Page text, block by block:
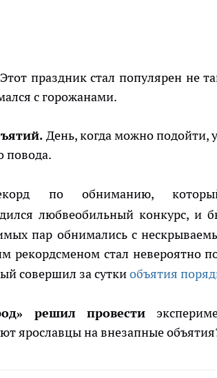
праздник стал популярен не
с горожанами.
День, когда можно подойти,
повода.
по обниманию,
любвеобильный конкурс, и
пар обнимались с
рекордсменом стал невероятно
совершил за суткиобъятия
решил провести
ярославцы на внезапные